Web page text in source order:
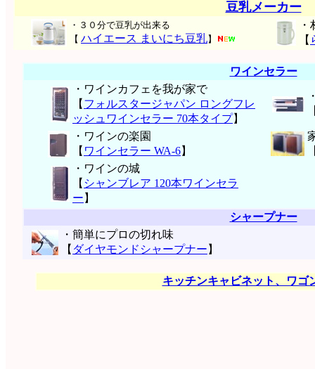
豆乳メーカー
・３０分で豆乳が出来る
【 ハイエース まいにち豆乳】
【
ワインセラー
・ワインカフェを我が家で
【 フォルスタージャパン ロングフレ
ッシュワインセラー 70本タイプ】
・ワインの楽園
【 ワインセラー WA-6】
・ワインの城
【 シャンブレア 120本ワインセラ
ー 】
シャープナー
・簡単にプロの切れ味
【 ダイヤモンドシャープナー 】
キッチンキャビネット、ワゴ